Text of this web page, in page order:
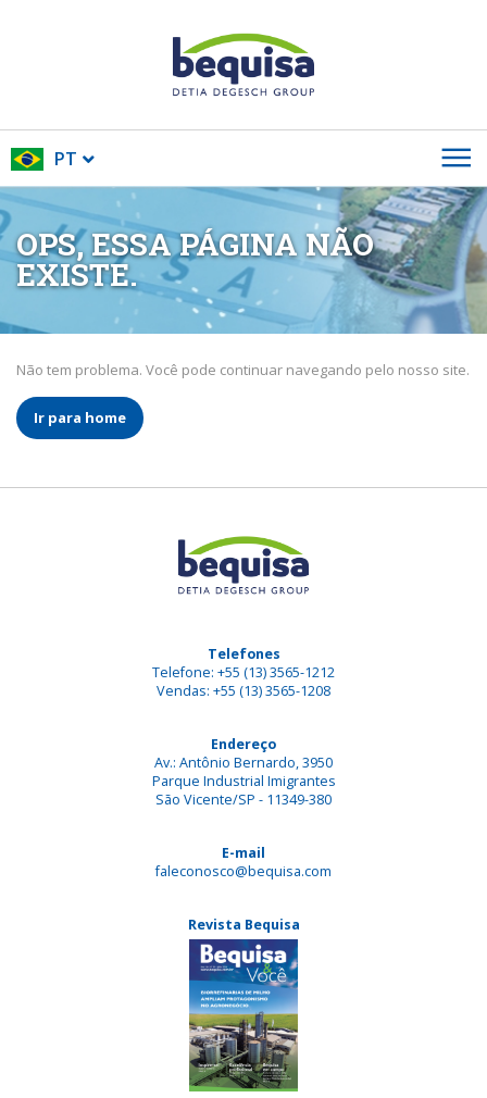
PT
OPS, ESSA PÁGINA NÃO
EXISTE.
Não tem problema. Você pode continuar navegando pelo nosso site.
Ir para home
Telefones
Telefone: +55 (13) 3565-1212
Vendas: +55 (13) 3565-1208
Endereço
Av.: Antônio Bernardo, 3950
Parque Industrial Imigrantes
São Vicente/SP - 11349-380
E-mail
faleconosco@bequisa.com
Revista Bequisa